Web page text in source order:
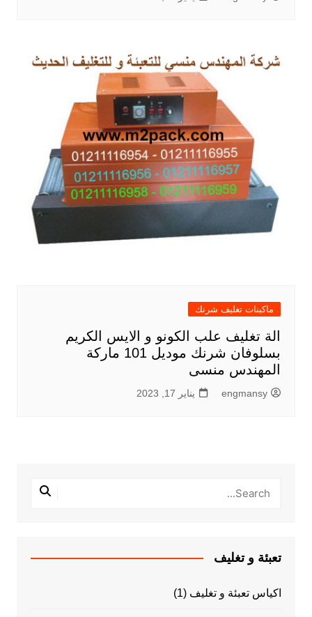
ماكينات تغليف شرنك
الة تغليف علب الكونو و الايس الكريم
بسلوفان شرنك موديل 101 ماركة
المهندس منسى
engmansy يناير 17, 2023
تعبئة و تغليف
اكياس تعبئة و تغليف (1)